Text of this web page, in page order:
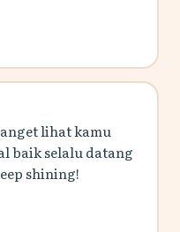
lihat kamu
baik selalu datang
shining!